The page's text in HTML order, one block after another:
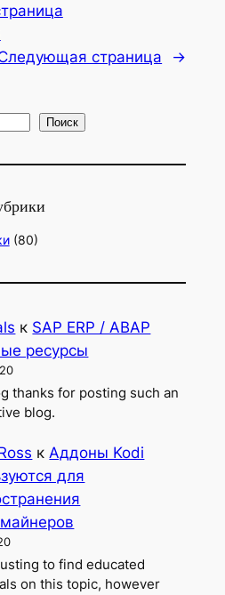
страница
→
Поиск
(80)
к SAP ERP / ABAP
ресурсы
thanks for posting such an
blog.
кАддоны Kodi
для
to find educated
on this topic, however